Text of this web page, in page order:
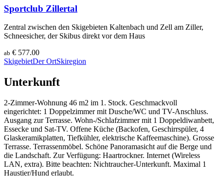
Sportclub Zillertal
Zentral zwischen den Skigebieten Kaltenbach und Zell am Ziller,
Schneesicher, der Skibus direkt vor dem Haus
ab € 577.00
SkigebietDer OrtSkiregion
Unterkunft
2-Zimmer-Wohnung 46 m2 im 1. Stock. Geschmackvoll
eingerichtet: 1 Doppelzimmer mit Dusche/WC und TV-Anschluss.
Ausgang zur Terrasse. Wohn-/Schlafzimmer mit 1 Doppeldiwanbett,
Essecke und Sat-TV. Offene Küche (Backofen, Geschirrspüler, 4
Glaskeramikplatten, Tiefkühler, elektrische Kaffeemaschine). Grosse
Terrasse. Terrassenmöbel. Schöne Panoramasicht auf die Berge und
die Landschaft. Zur Verfügung: Haartrockner. Internet (Wireless
LAN, extra). Bitte beachten: Nichtraucher-Unterkunft. Maximal 1
Haustier/Hund erlaubt.